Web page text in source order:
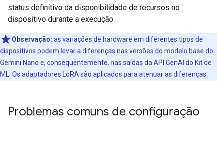
status definitivo da disponibilidade de recursos no
dispositivo durante a execução.
Observação: as variações de hardware em diferentes tipos de
dispositivos podem levar a diferenças nas versões do modelo base do
Gemini Nano e, consequentemente, nas saídas da API GenAI do Kit de
ML. Os adaptadores LoRA são aplicados para atenuar as diferenças.
Problemas comuns de configuração